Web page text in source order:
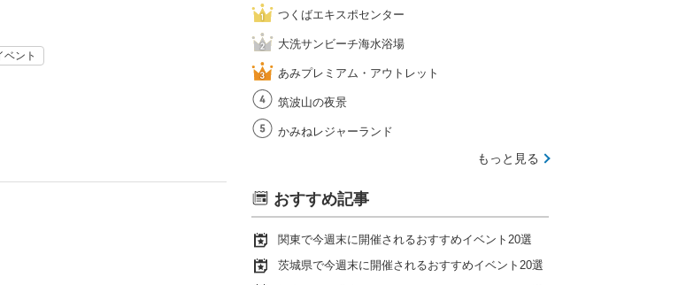
ベント
つくばエキスポセンター
大洗サンビーチ海水浴場
あみプレミアム・アウトレット
筑波山の夜景
かみねレジャーランド
もっと見る
おすすめ記事
関東で今週末に開催されるおすすめイベント20選
茨城県で今週末に開催されるおすすめイベント20選